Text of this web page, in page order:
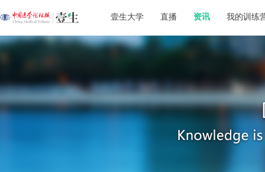
壹生大学 直播 资讯 我的训练